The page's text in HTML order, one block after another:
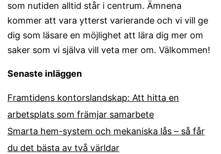
som nutiden alltid står i centrum. Ämnena
kommer att vara ytterst varierande och vi vill ge
dig som läsare en möjlighet att lära dig mer om
saker som vi själva vill veta mer om. Välkommen!
Senaste inläggen
Framtidens kontorslandskap: Att hitta en
arbetsplats som främjar samarbete
Smarta hem-system och mekaniska lås – så får
du det bästa av två världar